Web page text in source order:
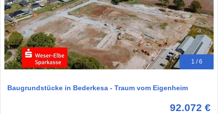
1 / 6
Baugrundstücke in Bederkesa - Traum vom Eigenheim
92.072 €